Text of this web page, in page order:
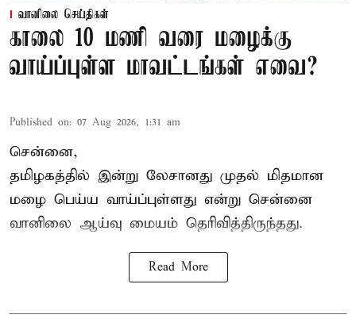
வானிலை செய்திகள்
காலை 10 மணி வரை மழைக்கு
வாய்ப்புள்ள மாவட்டங்கள் எவை?
Published on: 07 Aug 2026, 1:31 am
சென்னை,
தமிழகத்தில் இன்று லேசானது முதல் மிதமான
மழை பெய்ய வாய்ப்புள்ளது என்று சென்னை
வானிலை ஆய்வு மையம் தெரிவித்திருந்தது.
Read More